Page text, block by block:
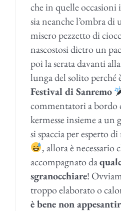
che in quelle occasioni
sia neanche l’ombra
misero pezzetto di
nascostosi dietro un
poi la serata davanti
lunga del solito perché
Festival di Sanremo
commentatori a bordo
kermesse insieme a
si spaccia per esperto
, allora è necessario
accompagnato da
sgranocchiare!
troppo elaborato o
è bene non